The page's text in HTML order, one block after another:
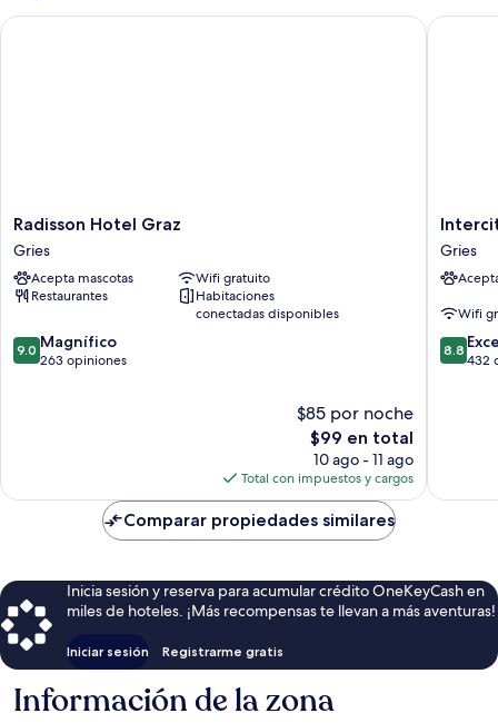
Radisson
Hotel
Graz
Gries
Radisson Hotel Graz
Gries
Acepta mascotas
Wifi gratuito
Restaurantes
Habitaciones
conectadas disponibles
9.0
de
9.0 Magnífico
263 opiniones
$85 por noche
El
precio
actual
es
de
$99
$99 en total
10 ago - 11 ago
Total con impuestos y cargos
Radisson Hotel Graz
Graz
Gries
Gries
Wifi
8.8
de
8.8
432
Comparar propiedades similares
Inicia sesión y reserva para acumular crédito OneKeyCash en
miles de hoteles. ¡Más recompensas te llevan a más aventuras!
Iniciar sesión Registrarme gratis
Información de la zona